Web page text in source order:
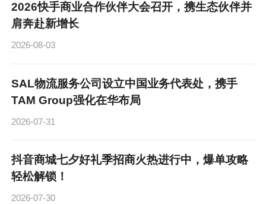
2026快手商业合作伙伴大会召开，携生态伙伴并
肩奔赴新增长
2026-08-03
SAL物流服务公司设立中国业务代表处，携手
TAM Group强化在华布局
2026-07-31
抖音商城七夕好礼季招商火热进行中，爆单攻略
轻松解锁！
2026-07-30